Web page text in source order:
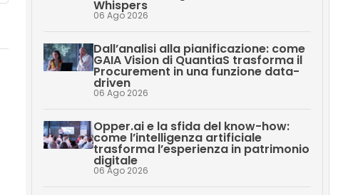
Whispers
06 Ago 2026
Dall’analisi alla pianificazione: come
GAIA Vision di QuantiaS trasforma il
Procurement in una funzione data-
driven
06 Ago 2026
Opper.ai e la sfida del know-how:
come l’intelligenza artificiale
trasforma l’esperienza in patrimonio
digitale
06 Ago 2026